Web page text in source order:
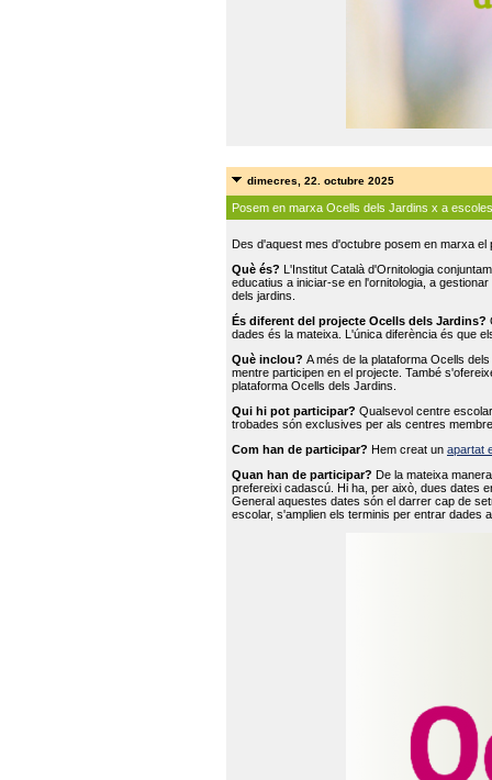
dimecres, 22. octubre 2025
Posem en marxa Ocells dels Jardins x a escoles
Des d'aquest mes d'octubre posem en marxa
Què és? L'Institut Català d'Ornitologia
educatius a iniciar-se en l'ornitologia, a
dels jardins.
És diferent del projecte Ocells dels Jardins?
dades és la mateixa. L'única diferència és que
Què inclou? A més de la plataforma Ocells
mentre participen en el projecte. També
plataforma Ocells dels Jardins.
Qui hi pot participar? Qualsevol centre
trobades són exclusives per als centres
Com han de participar? Hem creat un apartat
Quan han de participar? De la mateixa
prefereixi cadascú. Hi ha, per això, dues dates
General aquestes dates són el darrer cap de
escolar, s'amplien els terminis per entrar dades